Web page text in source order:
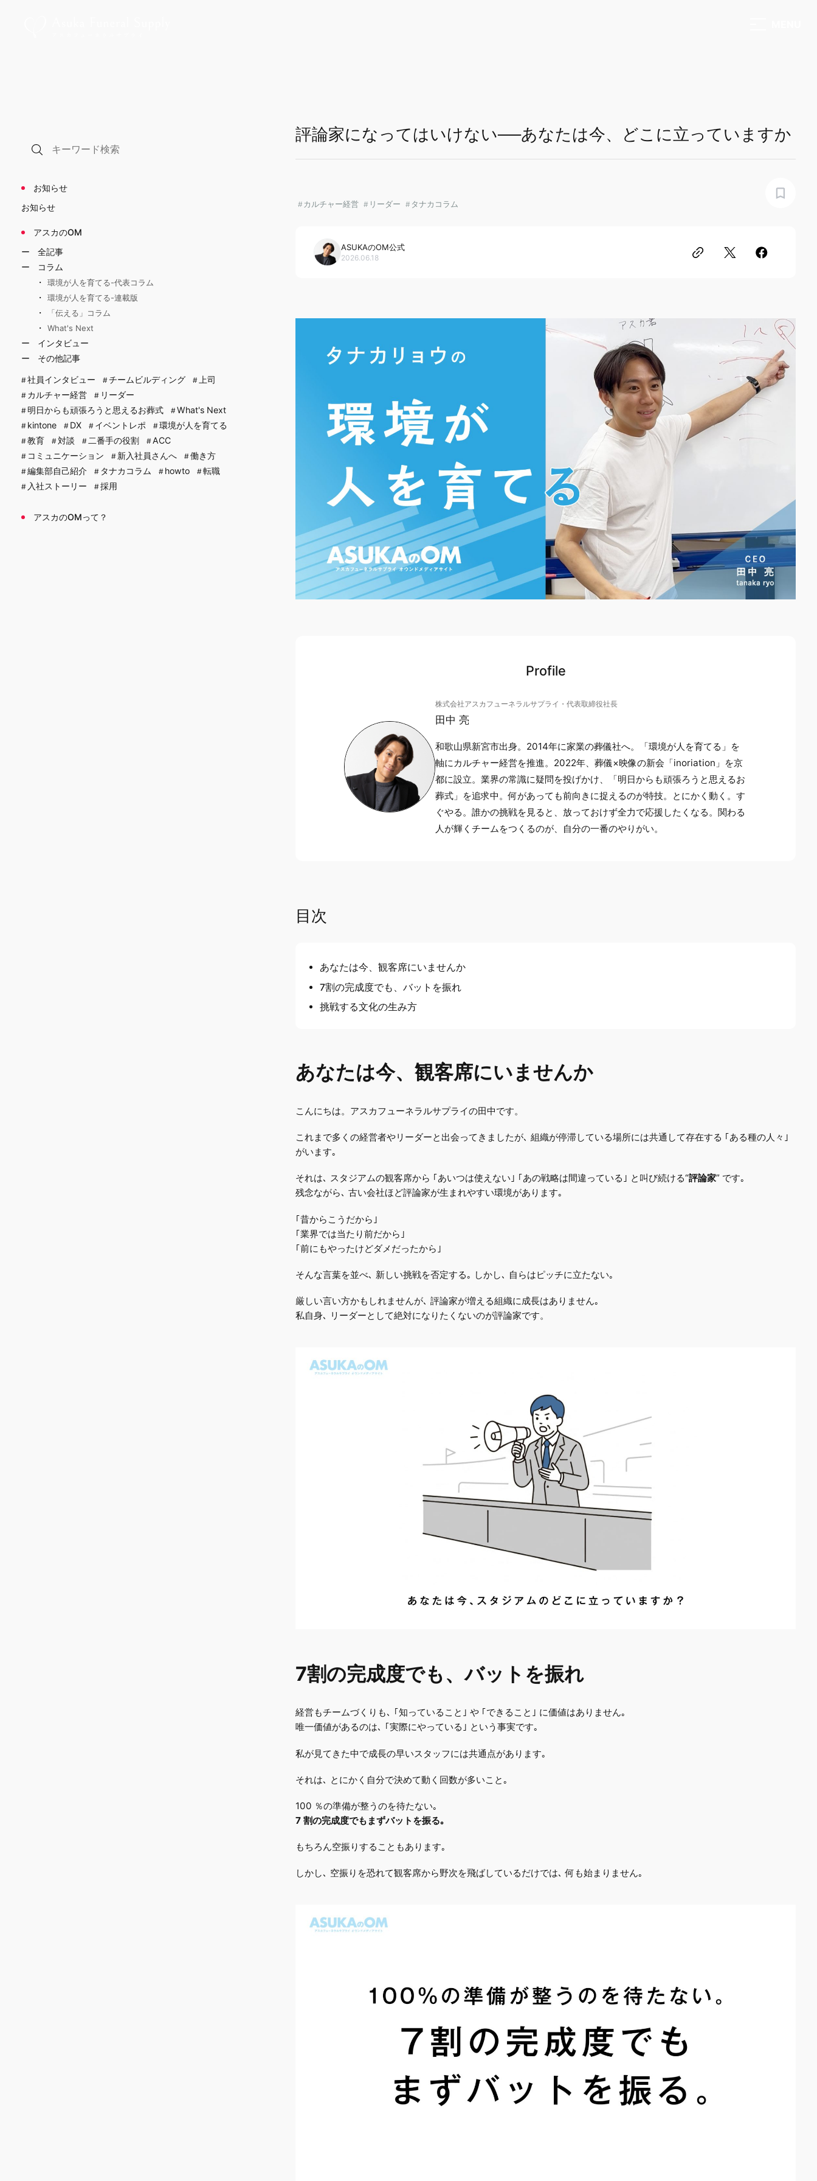
評論家になってはいけない──あなたは今、どこに立っていますか
カルチャー経営 リーダー タナカコラム
ASUKAのOM公式
2026.06.18
Profile
株式会社アスカフューネラルサプライ・代表取締役社長
田中 亮
和歌山県新宮市出身。2014年に家業の葬儀社へ。「環境が人を育てる」を
軸にカルチャー経営を推進。2022年、葬儀×映像の新会「inoriation」を京
都に設立。業界の常識に疑問を投げかけ、「明日からも頑張ろうと思えるお
葬式」を追求中。何があっても前向きに捉えるのが特技。とにかく動く。す
ぐやる。誰かの挑戦を見ると、放っておけず全力で応援したくなる。関わる
人が輝くチームをつくるのが、自分の一番のやりがい。
目次
あなたは今、観客席にいませんか
7割の完成度でも、バットを振れ
挑戦する文化の生み方
あなたは今、観客席にいませんか
こんにちは。アスカフューネラルサプライの田中です。
これまで多くの経営者やリーダーと出会ってきましたが､ 組織が停滞している場所には共通して存在する ｢ある種の人々｣
がいます｡
それは､ スタジアムの観客席から ｢あいつは使えない｣ ｢あの戦略は間違っている｣ と叫び続ける“評論家” です｡
残念ながら､ 古い会社ほど評論家が生まれやすい環境があります｡
｢昔からこうだから｣
｢業界では当たり前だから｣
｢前にもやったけどダメだったから｣
そんな言葉を並べ､ 新しい挑戦を否定する｡ しかし､ 自らはピッチに立たない｡
厳しい言い方かもしれませんが､ 評論家が増える組織に成長はありません｡
私自身､ リーダーとして絶対になりたくないのが評論家です。
7割の完成度でも、バットを振れ
経営もチームづくりも､ ｢知っていること｣ や ｢できること｣ に価値はありません｡
唯一価値があるのは､ ｢実際にやっている｣ という事実です｡
私が見てきた中で成長の早いスタッフには共通点があります｡
それは､ とにかく自分で決めて動く回数が多いこと｡
100 ％の準備が整うのを待たない｡
7 割の完成度でもまずバットを振る｡
もちろん空振りすることもあります｡
しかし､ 空振りを恐れて観客席から野次を飛ばしているだけでは､ 何も始まりません｡
お知らせ
お知らせ
アスカのOM
全記事
コラム
環境が人を育てる-代表コラム
環境が人を育てる-連載版
「伝える」コラム
What's Next
インタビュー
その他記事
社員インタビュー チームビルディング
上司
カルチャー経営
リーダー
明日からも頑張ろうと思えるお葬式
What's Next
kintone
DX イベントレポ
環境が人を育てる
教育
対談 二番手の役割
ACC
コミュニケーション
新入社員さんへ
働き方
編集部自己紹介
タナカコラム howto
転職
入社ストーリー
採用
アスカのOMって？